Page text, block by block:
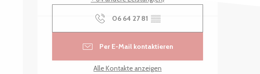
06 64 27 81 ▒▒
Per E-Mail kontaktieren
Alle Kontakte anzeigen